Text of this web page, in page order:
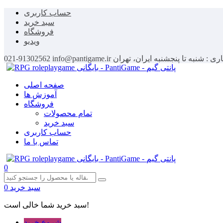
حساب کاربری
سبد خرید
فروشگاه
ویدیو
021-91302562 info@pantigame.ir : شنبه تا پنجشنبه ایران، تهران
صفحه اصلی
آموزش ها
فروشگاه
تمام محصولات
سبد خرید
حساب کاربری
تماس با ما
0
سبد خرید 0
سبد خرید شما خالی است!